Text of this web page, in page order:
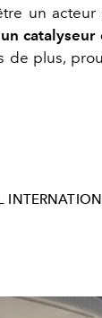
un
de plus,